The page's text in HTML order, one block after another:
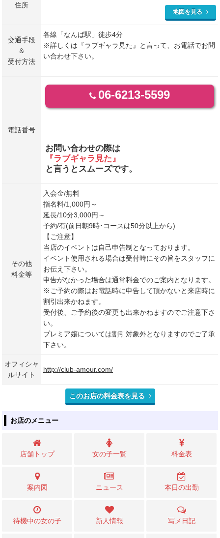
住所
地図を見る
交通手段
＆
受付方法
各線「なんば駅」徒歩4分
※詳しくは『ラブギャラ見た』と言って、お電話でお問
い合わせ下さい。
電話番号
06-6213-5599
お問い合わせの際は
『ラブギャラ見た』
と言うとスムーズです。
その他
料金等
入会金/無料
指名料/1,000円～
延長/10分3,000円～
予約/有(前日朝9時･コースは50分以上から)
【ご注意】
当店のイベントは自己申告制となっております。
イベント使用される場合は受付時にその旨をスタッフに
お伝え下さい。
申告がなかった場合は通常料金でのご案内となります。
※ご予約の際はお電話時に申告して頂かないと来店時に
割引出来かねます。
受付後、ご予約後の変更も出来かねますのでご注意下さ
い。
プレミア嬢については割引対象外となりますのでご了承
下さい。
オフィシャ
ルサイト
http://club-amour.com/
このお店の料金表を見る
お店のメニュー
店舗トップ 女の子一覧 料金表
案内図 ニュース 本日の出勤
待機中の女の子 新人情報 写メ日記